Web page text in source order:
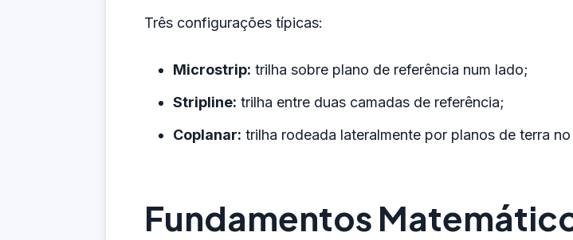
Três configurações típicas:
Microstrip: trilha sobre plano de referência num lado;
Stripline: trilha entre duas camadas de referência;
Coplanar: trilha rodeada lateralmente por planos de terra
Fundamentos